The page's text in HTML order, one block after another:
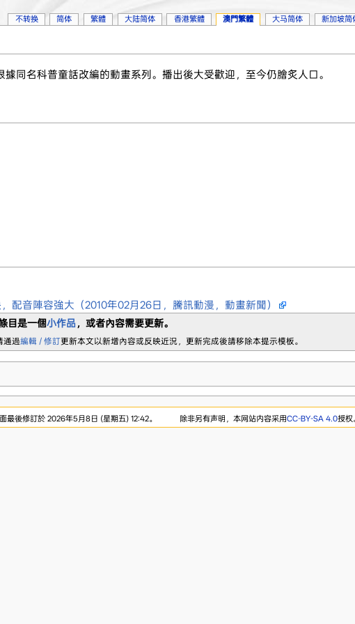
據同名科普童話改編的動畫系列。播出後大受歡迎，至今仍膾炙人口。
配音陣容強大（2010年02月26日，騰訊動漫，動畫新聞）
目是一個小作品，或者內容需要更新。
通過編輯 / 修訂更新本文以新增內容或反映近況，更新完成後請移除本提示模板。
不转换 简体 繁體 大陆简体 香港繁體 澳門繁體 大马简体 新加坡简
最後修訂於 2026年5月8日 (星期五) 12:42。 除非另有声明，本网站内容采用CC-BY-SA 4.0授权